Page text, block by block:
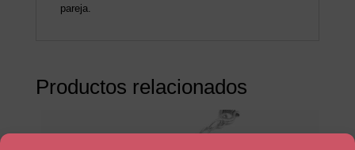
pareja.
Productos relacionados